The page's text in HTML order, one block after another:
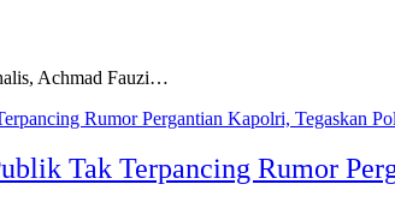
Achmad Fauzi…
Tak Terpancing Rumor